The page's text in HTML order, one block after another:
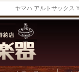
ヤマハ アルトサックス